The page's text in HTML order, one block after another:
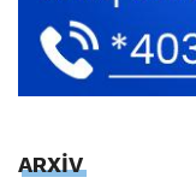
ARXİV